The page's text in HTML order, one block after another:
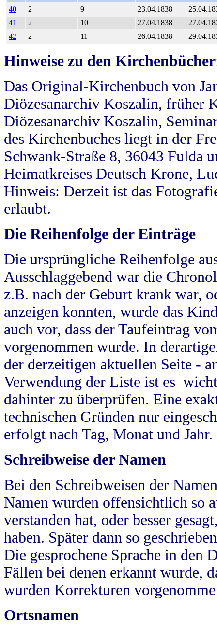
40
2 9 23.04.1838
41
2 10 27.04.1838
42
2 11 26.04.1838
Hinweise zu den
Das Original-Kirchenbuch von
Diözesanarchiv Koszalin, früher
Diözesanarchiv Koszalin,
des Kirchenbuches liegt in der
Schwank-Straße 8, 36043 Fulda
Heimatkreises Deutsch Krone,
Hinweis: Derzeit ist das
erlaubt.
Die Reihenfolge der Einträge
Die ursprüngliche Reihenfolge
Ausschlaggebend war die
z.B. nach der Geburt krank war,
anzeigen konnten, wurde das
auch vor, dass der Taufeintrag
vorgenommen wurde. In
der derzeitigen aktuellen Seite -
Verwendung der Liste ist es
dahinter zu überprüfen. Eine
technischen Gründen nur
erfolgt nach Tag, Monat und Jahr.
Schreibweise der Namen
Bei den Schreibweisen der
Namen wurden offensichtlich so
verstanden hat, oder besser
haben. Später dann so
Die gesprochene Sprache in
Fällen bei denen erkannt wurde,
wurden Korrekturen
Ortsnamen